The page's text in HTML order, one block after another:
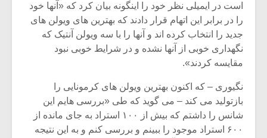
است در ایمیلی نظر خود را اینگونه بیان کرد که «آنها خود
را در برابر این اتهام قرار دادند که بهترین های ویولن های
جدید را انتخاب کرده اند و آنها را با سه ویولن آنتیک که
نگهداری خوبی از آنها نشده و در شرایط خوبی نبود
مقایسه کردند».
نگیوری – که اکنون بهترین ویولن های کرمونایی را
بازتولید می کند – می گوید که طی «بررسی هایم این
شانس را داشتم که بیش از ۱۰۰ استراد به جای مانده از
۶۰۰ استراد موجود را ببینم و بررسی کنم و به این نتیجه